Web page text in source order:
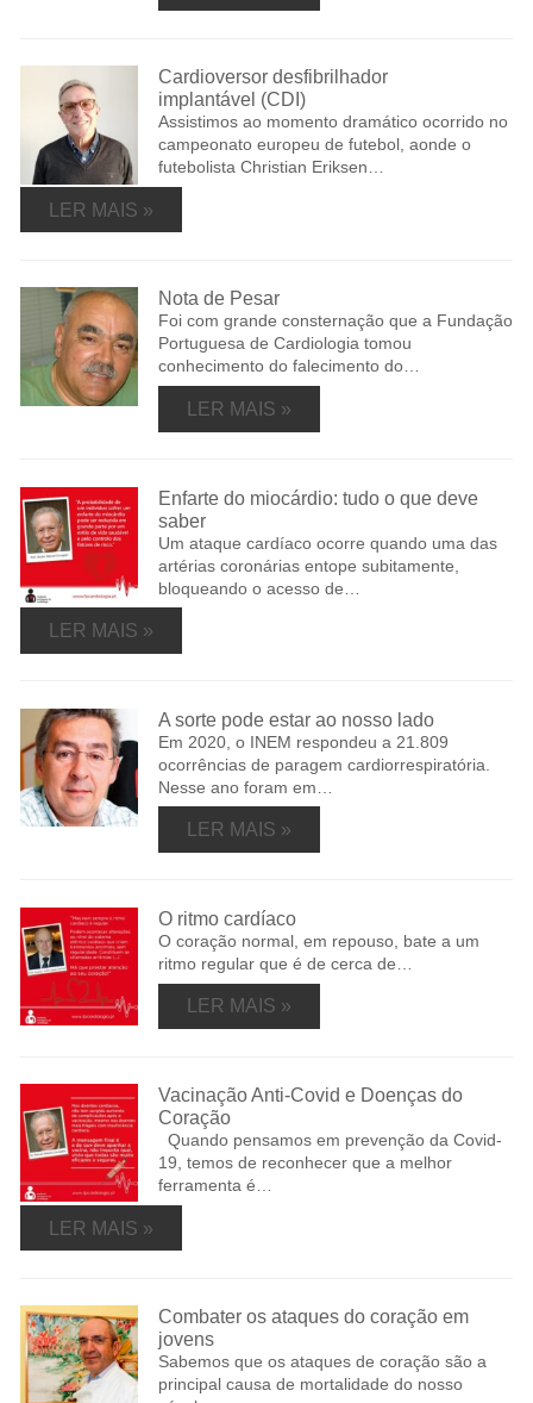
Cardioversor desfibrilhador
implantável (CDI)
Assistimos ao momento dramático ocorrido no
campeonato europeu de futebol, aonde o
futebolista Christian Eriksen…
LER MAIS »
Nota de Pesar
Foi com grande consternação que a Fundação
Portuguesa de Cardiologia tomou
conhecimento do falecimento do…
LER MAIS »
Enfarte do miocárdio: tudo o que deve
saber
Um ataque cardíaco ocorre quando uma das
artérias coronárias entope subitamente,
bloqueando o acesso de…
LER MAIS »
A sorte pode estar ao nosso lado
Em 2020, o INEM respondeu a 21.809
ocorrências de paragem cardiorrespiratória.
Nesse ano foram em…
LER MAIS »
O ritmo cardíaco
O coração normal, em repouso, bate a um
ritmo regular que é de cerca de…
LER MAIS »
Vacinação Anti-Covid e Doenças do
Coração
Quando pensamos em prevenção da Covid-
19, temos de reconhecer que a melhor
ferramenta é…
LER MAIS »
Combater os ataques do coração em
jovens
Sabemos que os ataques de coração são a
principal causa de mortalidade do nosso